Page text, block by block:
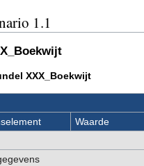
1.1
XXX_Boekwijt
Waarde